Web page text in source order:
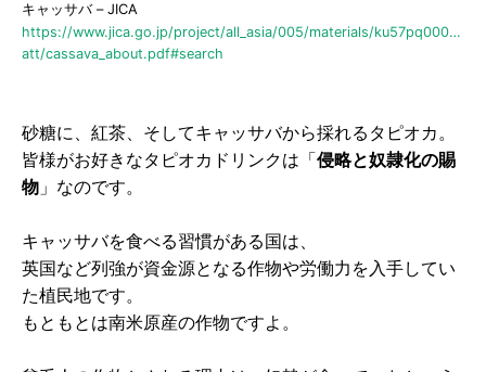
キャッサバ – JICA
https://www.jica.go.jp/project/all_asia/005/materials/
att/cassava_about.pdf#search
砂糖に、紅茶、そしてキャッサバから採れるタピオカ。
皆様がお好きなタピオカドリンクは「侵略と奴隷化の賜
物 」なのです。
キャッサバを食べる習慣がある国は、
英国など列強が資金源となる作物や労働力を入手してい
た植民地です。
もともとは南米原産の作物ですよ。